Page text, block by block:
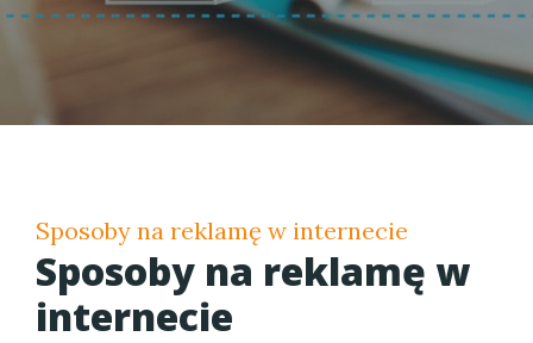
Sposoby na reklamę w internecie
Sposoby na reklamę w
internecie